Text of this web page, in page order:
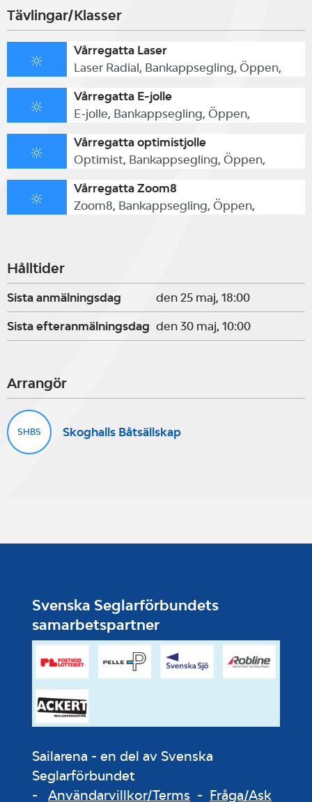
Tävlingar/Klasser
Vårregatta Laser
Laser Radial, Bankappsegling, Öppen,
Vårregatta E-jolle
E-jolle, Bankappsegling, Öppen,
Vårregatta optimistjolle
Optimist, Bankappsegling, Öppen,
Vårregatta Zoom8
Zoom8, Bankappsegling, Öppen,
Hålltider
Sista anmälningsdag den 25 maj, 18:00
Sista efteranmälningsdag den 30 maj, 10:00
Arrangör
SHBS Skoghalls Båtsällskap
Svenska Seglarförbundets
samarbetspartner
Sailarena - en del av Svenska
Seglarförbundet
- Användarvillkor/Terms - Fråga/Ask